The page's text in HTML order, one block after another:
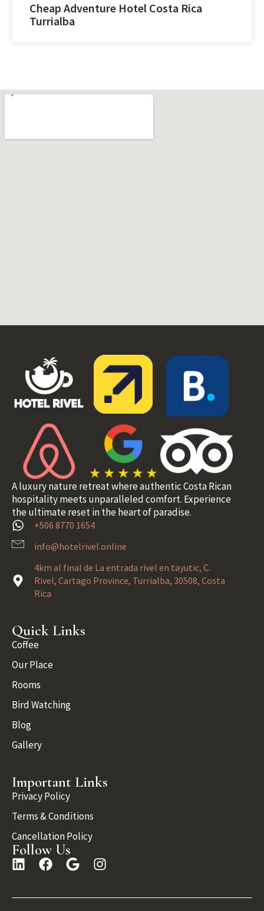
Cheap Adventure Hotel Costa Rica
Turrialba
A luxury nature retreat where authentic Costa Rican
hospitality meets unparalleled comfort. Experience
the ultimate reset in the heart of paradise.
+506 8770 1654
info@hotelrivel.online
4km al final de La entrada rivel en tayutic, C.
Rivel, Cartago Province, Turrialba, 30508, Costa
Rica
Quick Links
Coffee
Our Place
Rooms
Bird Watching
Blog
Gallery
Important Links
Privacy Policy
Terms & Conditions
Cancellation Policy
Follow Us